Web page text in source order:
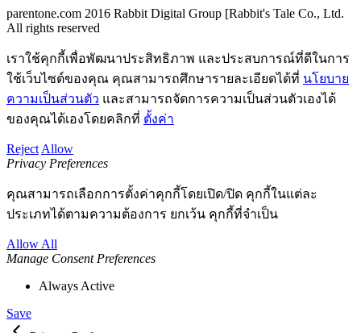
parentone.com 2016 Rabbit Digital Group [Rabbit's Tale Co., Ltd.
All rights reserved
เราใช้คุกกี้เพื่อพัฒนาประสิทธิภาพ และประสบการณ์ที่ดีในการ
ใช้เว็บไซต์ของคุณ คุณสามารถศึกษารายละเอียดได้ที่ นโยบาย
ความเป็นส่วนตัว และสามารถจัดการความเป็นส่วนตัวเองได้
ของคุณได้เองโดยคลิกที่ ตั้งค่า
Reject Allow
Privacy Preferences
คุณสามารถเลือกการตั้งค่าคุกกี้โดยเปิด/ปิด คุกกี้ในแต่ละ
ประเภทได้ตามความต้องการ ยกเว้น คุกกี้ที่จำเป็น
Allow All
Manage Consent Preferences
Always Active
Save